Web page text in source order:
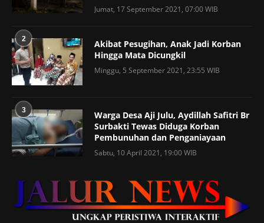
Jumat, 17 September 2021, 07:00 WIB
2
Akibat Pesugihan, Anak Jadi Korban
Hingga Mata Dicungkil
Minggu, 5 September 2021, 23:55 WIB
3
Warga Desa Aji Julu, Aydillah Safitri Br
Surbakti Tewas Diduga Korban
Pembunuhan dan Penganiayaan
Sabtu, 10 April 2021, 19:00 WIB